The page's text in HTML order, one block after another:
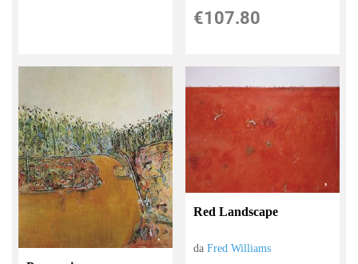
€107.80
Red Landscape
daFred Williams